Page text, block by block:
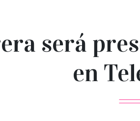
será
en